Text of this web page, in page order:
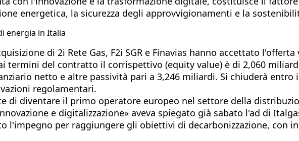
energetica, la sicurezza degli approvvigionamenti e la
energia in Italia
di 2i Rete Gas, F2i SGR e Finavias hanno accettato
termini del contratto il corrispettivo (equity value) è di 2,060
netto e altre passività pari a 3,246 miliardi. Si chiuderà entro
regolamentari.
di diventare il primo operatore europeo nel settore della
e digitalizzazione» aveva spiegato già sabato l'ad di
l'impegno per raggiungere gli obiettivi di decarbonizzazione, con